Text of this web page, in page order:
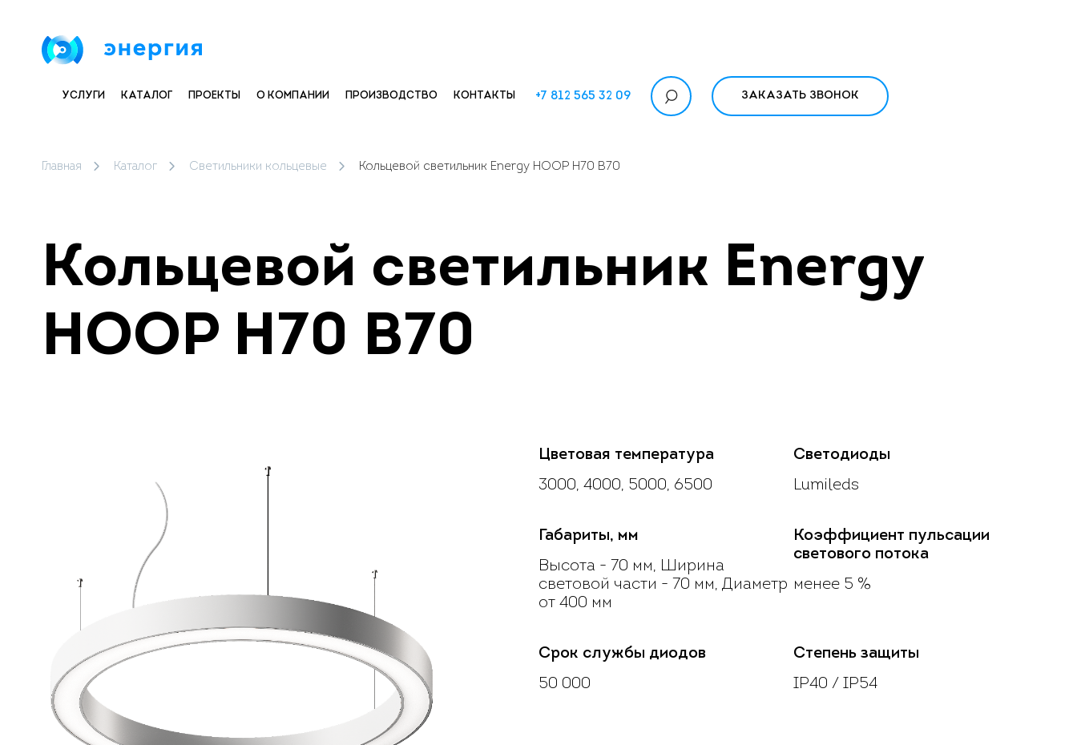
УСЛУГИ КАТАЛОГ ПРОЕКТЫ О КОМПАНИИ ПРОИЗВОДСТВО КОНТАКТЫ +7 812 565 32 09 ЗАКАЗАТЬ ЗВОНОК
Главная Каталог Светильники кольцевые Кольцевой светильник Energy HOOP H70 B70
Кольцевой светильник Energy
HOOP H70 B70
Цветовая температура
3000, 4000, 5000, 6500
Светодиоды
Lumileds
Габариты, мм
Высота - 70 мм, Ширина
световой части - 70 мм, Диаметр
от 400 мм
Коэффициент пульсации
светового потока
менее 5 %
Срок службы диодов
50 000
Степень защиты
IP40 / IP54